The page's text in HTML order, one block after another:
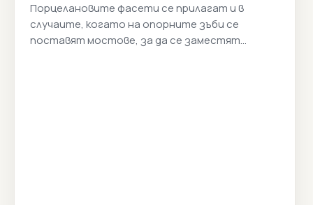
Порцелановите фасети се прилагат и в
случаите, когато на опорните зъби се
поставят мостове, за да се заместят